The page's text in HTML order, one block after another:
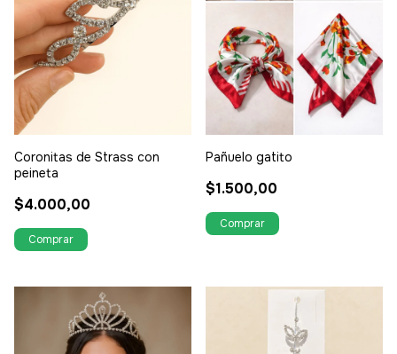
Coronitas de Strass con
peineta
$4.000,00
Pañuelo gatito
$1.500,00